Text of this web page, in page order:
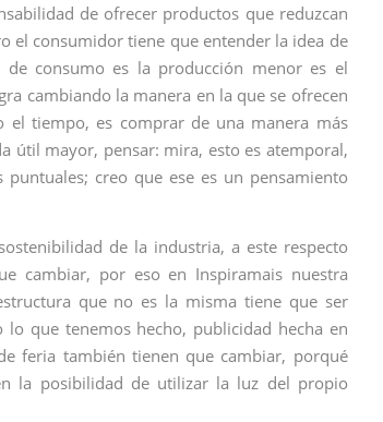
de ofrecer productos que reduzcan
el consumidor tiene que entender la idea de
consumo es la producción menor es el
cambiando la manera en la que se ofrecen
el tiempo, es comprar de una manera más
útil mayor, pensar: mira, esto es atemporal,
creo que ese es un pensamiento
de la industria, a este respecto
cambiar, por eso en Inspiramais nuestra
que no es la misma tiene que ser
que tenemos hecho, publicidad hecha en
feria también tienen que cambiar, porqué
la posibilidad de utilizar la luz del propio